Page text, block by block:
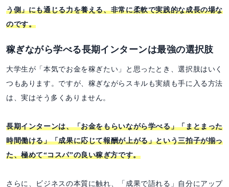
う側」にも通じる力を養える、非常に柔軟で実践的な成長の場な
のです。
稼ぎながら学べる長期インターンは最強の選択肢
大学生が「本気でお金を稼ぎたい」と思ったとき、選択肢はいく
つもあります。ですが、稼ぎながらスキルも実績も手に入る方法
は、実はそう多くありません。
長期インターンは、「お金をもらいながら学べる」「まとまった
時間働ける」「成果に応じて報酬が上がる」という三拍子が揃っ
た、極めて“コスパ”の良い稼ぎ方です。
さらに、ビジネスの本質に触れ、「成果で語れる」自分にアップ